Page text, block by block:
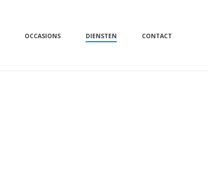
OCCASIONS DIENSTEN CONTACT